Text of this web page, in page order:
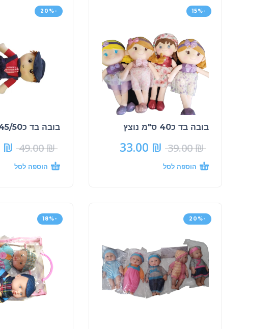
-15%
בובה בד כ40 ס"מ נוצץ
39.00₪
33.00 ₪
הוספה לסל
-20%
בובה בד כ45/50 ס"מ
49.00₪
₪
הוספה לסל
-20%
-18%